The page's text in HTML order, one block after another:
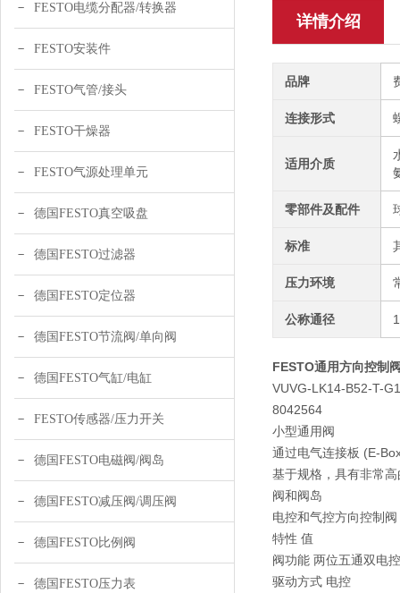
FESTO电缆分配器/转换器
FESTO安装件
FESTO气管/接头
FESTO干燥器
FESTO气源处理单元
德国FESTO真空吸盘
德国FESTO过滤器
德国FESTO定位器
德国FESTO节流阀/单向阀
德国FESTO气缸/电缸
FESTO传感器/压力开关
德国FESTO电磁阀/阀岛
德国FESTO减压阀/调压阀
德国FESTO比例阀
德国FESTO压力表
详情介绍
品牌
连接形式
适用介质
零部件及配件
标准
压力环境
公称通径
FESTO通用方向控制
VUVG-LK14-B52-T-
8042564
小型通用阀
通过电气连接板 (E-
基于规格，具有非常
阀和阀岛
电控和气控方向控制阀
特性 值
阀功能 两位五通双电控
驱动方式 电控